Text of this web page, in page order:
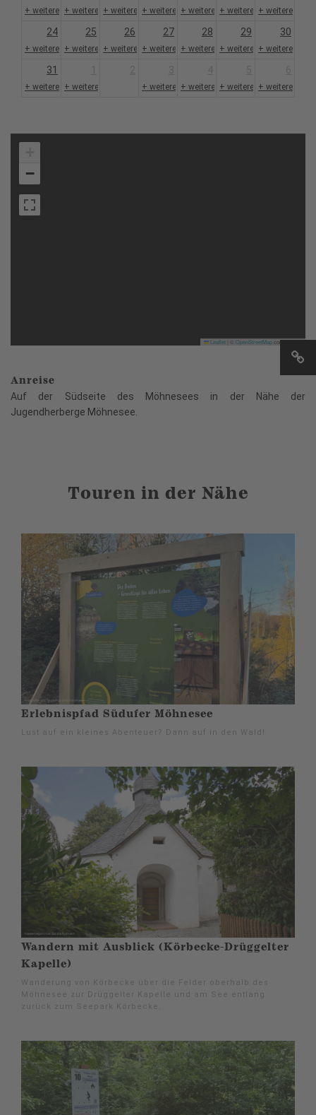
+ weitere 1+ weitere 1+ weitere 1+ weitere 1+ weitere 1+ weitere 1+ weitere 1
24
+ weitere 1
25
+ weitere 1
26
+ weitere 1
27
+ weitere 1
28
+ weitere 1
29
+ weitere 1
30
+ weitere 1
31
+ weitere 1+ weitere 1 + weitere 1+ weitere 1+ weitere 1+ weitere 1
−
Leaflet OpenStreetMapcontributors
Anreise
Auf der Südseite des Möhnesees in der Nähe der
Jugendherberge Möhnesee.
Touren in der Nähe
Erlebnispfad Südufer Möhnesee
Lust auf ein kleines Abenteuer? Dann auf in den Wald!
Wandern mit Ausblick (Körbecke-Drüggelter
Kapelle)
Wanderung von Körbecke über die Felder oberhalb des
Möhnesee zur Drüggelter Kapelle und am See entlang
zurück zum Seepark Körbecke.